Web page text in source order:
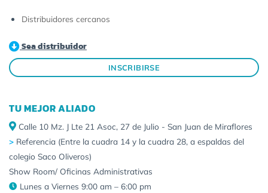
Distribuidores cercanos
Sea distribuidor
INSCRIBIRSE
TU MEJOR ALIADO
Calle 10 Mz. J Lte 21 Asoc, 27 de Julio - San Juan de Miraflores
> Referencia (Entre la cuadra 14 y la cuadra 28, a espaldas del
colegio Saco Oliveros)
Show Room/ Oficinas Administrativas
Lunes a Viernes 9:00 am – 6:00 pm